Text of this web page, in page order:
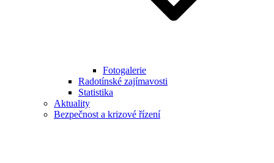
Fotogalerie
Radotínské zajímavosti
Statistika
Aktuality
Bezpečnost a krizové řízení